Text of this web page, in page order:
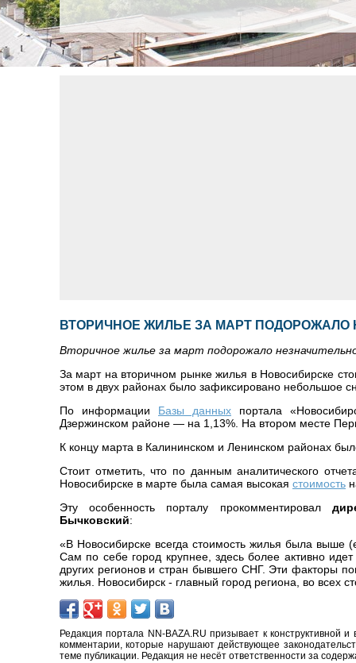
ВТОРИЧНОЕ ЖИЛЬЕ ЗА МАРТ ПОДОРОЖАЛО
Вторичное жилье за март подорожало
За март на вторичном рынке жилья в Новосибирске
этом в двух районах было зафиксировано небольшое
По информации Базы данных портала
Дзержинском районе — на 1,13%. На втором месте
К концу марта в Калининском и Ленинском районах
Стоит отметить, что по данным аналитического
Новосибирске в марте была самая высокая стоимость
Эту особенность порталу прокомментировал
Бычковский:
«В Новосибирске всегда стоимость жилья была выше
Сам по себе город крупнее, здесь более активно
других регионов и стран бывшего СНГ. Эти факторы
жилья. Новосибирск - главный город региона, во всех
Редакция портала NN-BAZA.RU призывает к конструктивной
комментарии, которые нарушают действующее
теме публикации. Редакция не несёт ответственности за